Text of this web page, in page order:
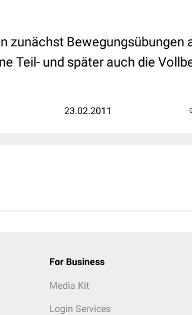
zunächst Bewegungsübungen
Teil- und später auch die
23.02.2011
For Business
Media Kit
Login Services